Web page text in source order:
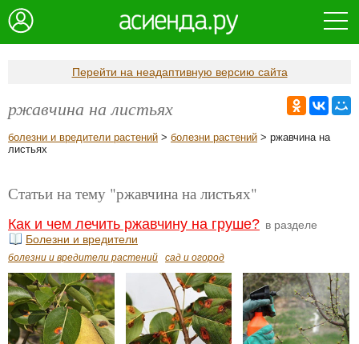
Перейти на неадаптивную версию сайта
ржавчина на листьях
болезни и вредители растений > болезни растений > ржавчина на
листьях
Статьи на тему "ржавчина на листьях"
Как и чем лечить ржавчину на груше? в разделе
Болезни и вредители
болезни и вредители растений сад и огород